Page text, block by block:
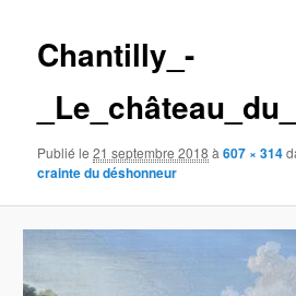
Chantilly_-
Publié le21 septembre 2018 à607 × 314
crainte du déshonneur